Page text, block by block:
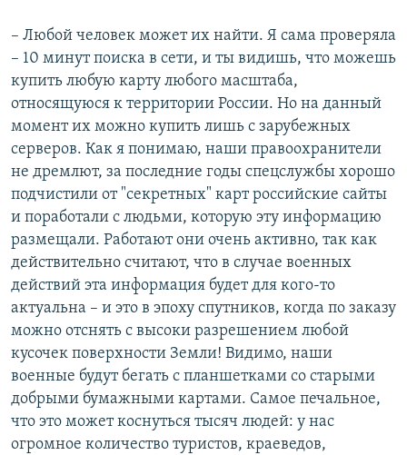
– Любой человек может их найти. Я сама проверяла
– 10 минут поиска в сети, и ты видишь, что можешь
купить любую карту любого масштаба,
относящуюся к территории России. Но на данный
момент их можно купить лишь с зарубежных
серверов. Как я понимаю, наши правоохранители
не дремлют, за последние годы спецслужбы хорошо
подчистили от "секретных" карт российские сайты
и поработали с людьми, которую эту информацию
размещали. Работают они очень активно, так как
действительно считают, что в случае военных
действий эта информация будет для кого-то
актуальна – и это в эпоху спутников, когда по заказу
можно отснять с высоки разрешением любой
кусочек поверхности Земли! Видимо, наши
военные будут бегать с планшетками со старыми
добрыми бумажными картами. Самое печальное,
что это может коснуться тысяч людей: у нас
огромное количество туристов, краеведов,